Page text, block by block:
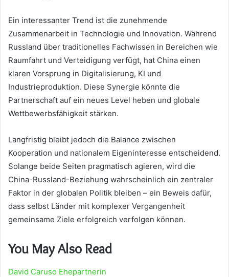
Ein interessanter Trend ist die zunehmende
Zusammenarbeit in Technologie und Innovation. Während
Russland über traditionelles Fachwissen in Bereichen wie
Raumfahrt und Verteidigung verfügt, hat China einen
klaren Vorsprung in Digitalisierung, KI und
Industrieproduktion. Diese Synergie könnte die
Partnerschaft auf ein neues Level heben und globale
Wettbewerbsfähigkeit stärken.
Langfristig bleibt jedoch die Balance zwischen
Kooperation und nationalem Eigeninteresse entscheidend.
Solange beide Seiten pragmatisch agieren, wird die
China-Russland-Beziehung wahrscheinlich ein zentraler
Faktor in der globalen Politik bleiben – ein Beweis dafür,
dass selbst Länder mit komplexer Vergangenheit
gemeinsame Ziele erfolgreich verfolgen können.
You May Also Read
David Caruso Ehepartnerin